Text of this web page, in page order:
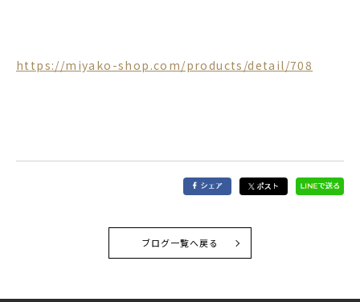
https://miyako-shop.com/products/detail/708
ブログ一覧へ戻る